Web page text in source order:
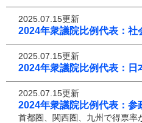
2025.07.15更新
2024年衆議院比例代表：社
2025.07.15更新
2024年衆議院比例代表：日
2025.07.15更新
2024年衆議院比例代表：参
首都圏、関西圏、九州で得票率